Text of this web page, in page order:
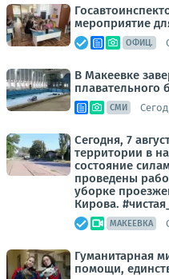
мероприятие
ОФИЦ.
В Макеевке
плавательного
СМИ
Сегодня, 7
территории в
состояние
проведены
уборке
Кирова.
МАКЕЕВКА
Гуманитарная
помощи,